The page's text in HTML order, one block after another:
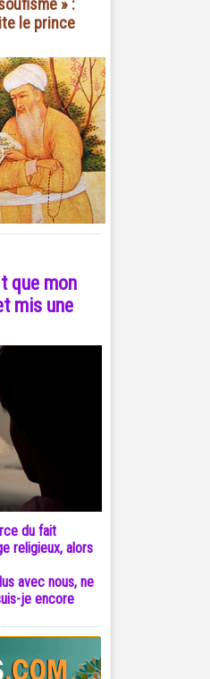
» :
le prince
que mon
mis une
du fait
religieux, alors
avec nous, ne
je encore